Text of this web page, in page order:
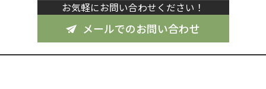
お気軽にお問い合わせください！
メールでのお問い合わせ